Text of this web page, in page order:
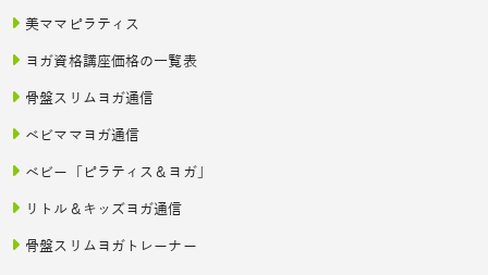
美ママピラティス
ヨガ資格講座価格の一覧表
骨盤スリムヨガ通信
ベビママヨガ通信
ベビー「ピラティス＆ヨガ」
リトル＆キッズヨガ通信
骨盤スリムヨガトレーナー